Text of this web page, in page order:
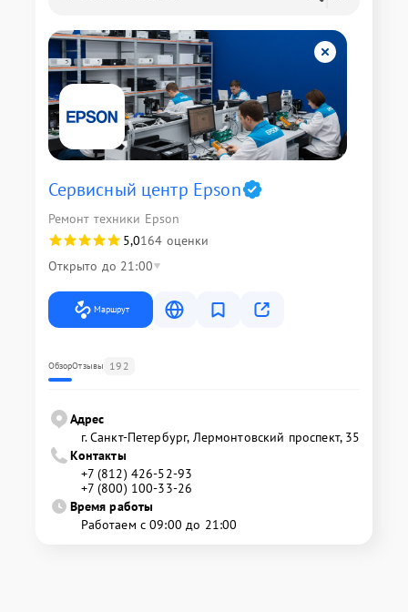
Сервисный центр Epson
Ремонт техники Epson
5,0164 оценки
Открыто до 21:00
Маршрут
ОбзорОтзывы 192
Адрес
г. Санкт-Петербург, Лермонтовский проспект, 35
Контакты
+7 (812) 426-52-93
+7 (800) 100-33-26
Время работы
Работаем с 09:00 до 21:00